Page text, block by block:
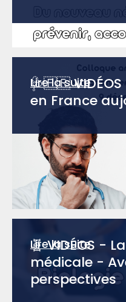
🩺🇫🇷
en France
Lire la suite
🧬 VIDÉOS -
médicale -
perspectives
Lire la suite